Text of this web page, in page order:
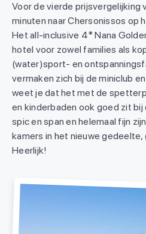
Voor de vierde prijsvergelijking
minuten naar Chersonissos op
Het all-inclusive 4* Nana
hotel voor zowel families als
(water)sport- en
vermaken zich bij de miniclub
weet je dat het met de
en kinderbaden ook goed zit bij
spic en span en helemaal fijn
kamers in het nieuwe gedeelte,
Heerlijk!